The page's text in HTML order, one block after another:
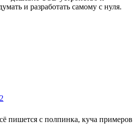
и разработать самому с нуля.
пишется с полпинка, куча примеров